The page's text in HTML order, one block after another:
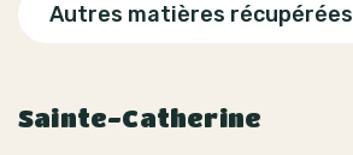
Autres matières récupérées
Sainte-Catherine